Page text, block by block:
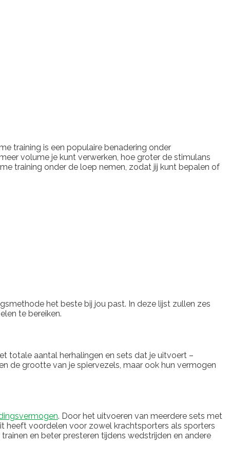
training is een populaire benadering onder
volume je kunt verwerken, hoe groter de stimulans
training onder de loep nemen, zodat jij kunt bepalen of
het beste bij jou past. In deze lijst zullen zes
te bereiken.
totale aantal herhalingen en sets dat je uitvoert –
de grootte van je spiervezels, maar ook hun vermogen
. Door het uitvoeren van meerdere sets met
heeft voordelen voor zowel krachtsporters als sporters
en beter presteren tijdens wedstrijden en andere